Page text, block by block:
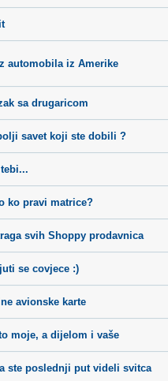
automobila iz Amerike
sa drugaricom
savet koji ste dobili ?
ko pravi matrice?
svih Shoppy prodavnica
se covjece :)
avionske karte
moje, a dijelom i vaše
ste poslednji put videli svitca